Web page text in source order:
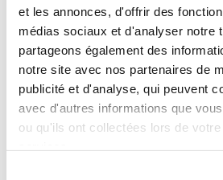
et les annonces, d'offrir des
médias sociaux et d'analyser notre
partageons également des
notre site avec nos partenaires de
publicité et d'analyse, qui peuvent
avec d'autres informations que
ou qu'ils ont collectées lors de